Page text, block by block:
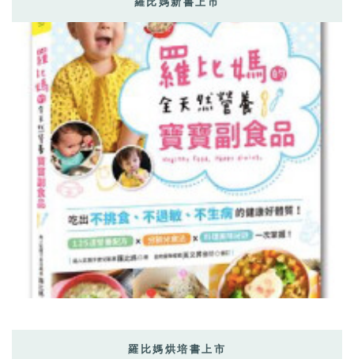
羅比媽烘培書上市